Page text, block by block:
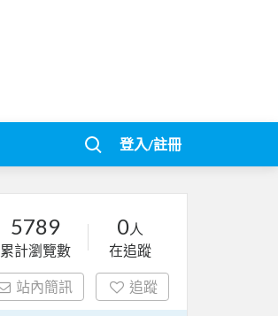
登入/註冊
5789
累計瀏覽數
0人
在追蹤
站內簡訊 追蹤